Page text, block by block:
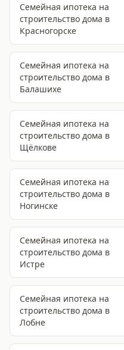
Семейная ипотека на
строительство дома в
Красногорске
Семейная ипотека на
строительство дома в
Балашихе
Семейная ипотека на
строительство дома в
Щёлкове
Семейная ипотека на
строительство дома в
Ногинске
Семейная ипотека на
строительство дома в
Истре
Семейная ипотека на
строительство дома в
Лобне